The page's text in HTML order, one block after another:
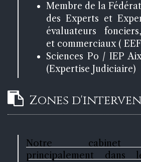
Membre de la
des Experts et
évaluateurs
et commerciaux (
Sciences Po / IEP
(Expertise Judiciaire)
Zones
Notre cabinet
principalement dans